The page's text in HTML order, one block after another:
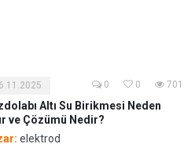
0 0 701
Altı Su Birikmesi Neden
ve Çözümü Nedir?
elektrod